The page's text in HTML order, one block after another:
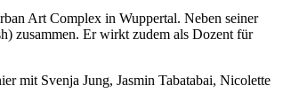
Art Complex in Wuppertal. Neben seiner
zusammen. Er wirkt zudem als Dozent für
mit Svenja Jung, Jasmin Tabatabai, Nicolette